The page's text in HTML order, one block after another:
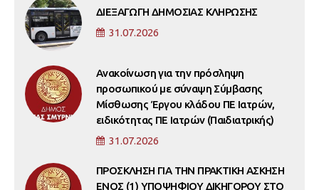
ΔΙΕΞΑΓΩΓΗ ΔΗΜΟΣΙΑΣ ΚΛΗΡΩΣΗΣ
31.07.2026
Ανακοίνωση για την πρόσληψη
προσωπικού με σύναψη Σύμβασης
Μίσθωσης Έργου κλάδου ΠΕ Ιατρών,
ειδικότητας ΠΕ Ιατρών (Παιδιατρικής)
31.07.2026
ΠΡΟΣΚΛΗΣΗ ΓΙΑ ΤΗΝ ΠΡΑΚΤΙΚΗ ΑΣΚΗΣΗ
ΕΝΟΣ (1) ΥΠΟΨΗΦΙΟΥ ΔΙΚΗΓΟΡΟΥ ΣΤΟ